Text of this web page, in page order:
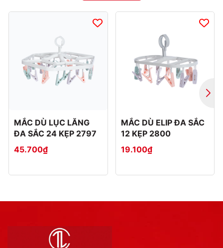
MẮC DÙ LỤC LĂNG
ĐA SẮC 24 KẸP 2797
45.700₫
MẮC DÙ ELIP ĐA SẮC
12 KẸP 2800
19.100₫